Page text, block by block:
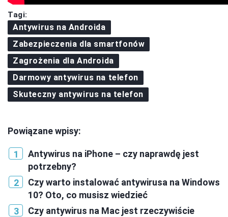
Tagi:
Antywirus na Androida
Zabezpieczenia dla smartfonów
Zagrożenia dla Androida
Darmowy antywirus na telefon
Skuteczny antywirus na telefon
Powiązane wpisy:
Antywirus na iPhone – czy naprawdę jest
potrzebny?
Czy warto instalować antywirusa na Windows
10? Oto, co musisz wiedzieć
Czy antywirus na Mac jest rzeczywiście